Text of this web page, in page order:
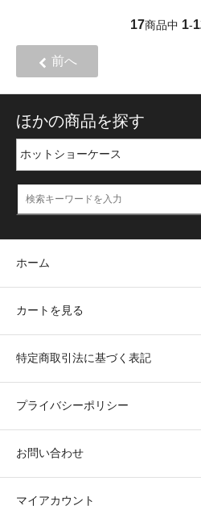
17商品中 1-
前へ
ほかの商品を探す
ホーム
カートを見る
特定商取引法に基づく表記
プライバシーポリシー
お問い合わせ
マイアカウント